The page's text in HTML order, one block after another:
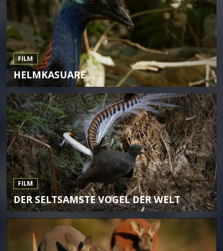
FILM
HELMKASUARE
FILM
DER SELTSAMSTE VOGEL DER WELT